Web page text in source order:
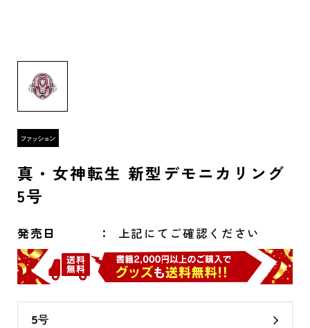
真・女神転生 新型デモニカリング
5号
発売日 上記にてご確認ください
5号